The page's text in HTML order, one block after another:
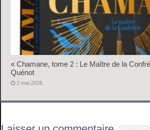
« Chamane, tome 2 : Le Maître de la
Quénot
2 mai 2026